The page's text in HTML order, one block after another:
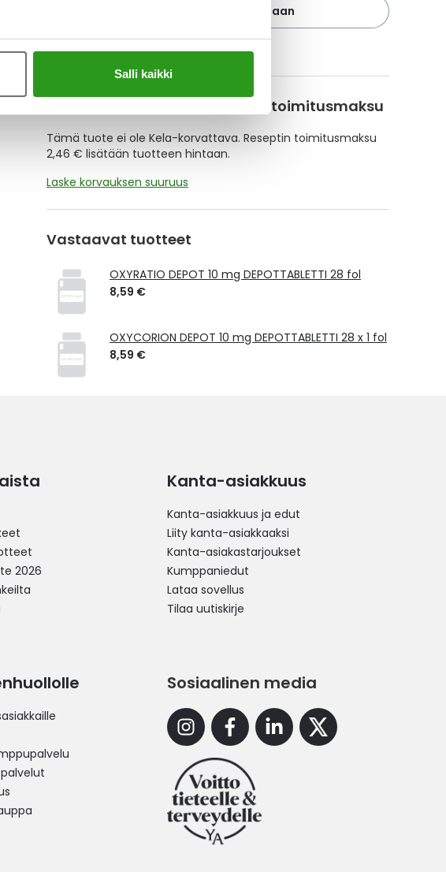
Salli kaikki
Lisää tuote muistuttajaan
Lue lisää muistuttajasta
Kela-korvattavuus ja reseptin toimitusmaksu
Tämä tuote ei ole Kela-korvattava. Reseptin toimitusmaksu
2,46 € lisätään tuotteen hintaan.
Laske korvauksen suuruus
Vastaavat tuotteet
OXYRATIO DEPOT 10 mg DEPOTTABLETTI 28 fol
8,59 €
OXYCORION DEPOT 10 mg DEPOTTABLETTI 28 x 1 fol
8,59 €
2026
Kanta-asiakkuus
Kanta-asiakkuus ja edut
Liity kanta-asiakkaaksi
Kanta-asiakastarjoukset
Kumppaniedut
Lataa sovellus
Tilaa uutiskirje
Sosiaalinen media
InstagramFacebookLinkedinX